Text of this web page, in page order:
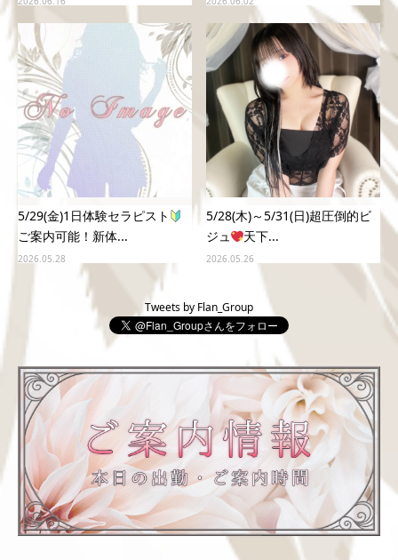
5/29(金)1日体験セラピスト
ご案内可能！新体...
2026.05.28
5/28(木)～5/31(日)超圧倒的ビ
ジュ
天下...
2026.05.26
Tweets by Flan_Group